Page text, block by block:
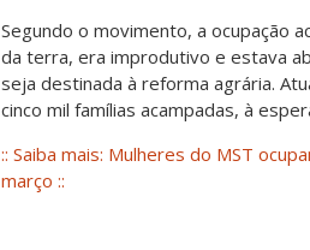
Segundo o movimento, a ocupação
da terra, era improdutivo e estava
seja destinada à reforma agrária.
cinco mil famílias acampadas, à
:: Saiba mais: Mulheres do MST
março ::